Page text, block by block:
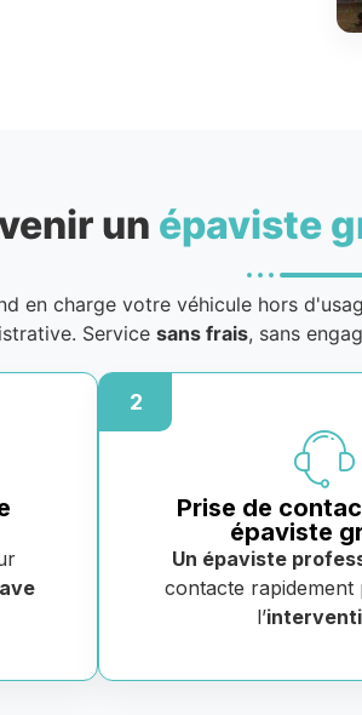
un épaviste
en charge votre véhicule hors
Service sans frais, sans
2
Prise de
épaviste
Un épaviste
contacte
l’